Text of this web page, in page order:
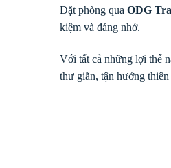
Đặt phòng qua ODG
kiệm và đáng nhớ.
Với tất cả những lợi thế
thư giãn, tận hưởng